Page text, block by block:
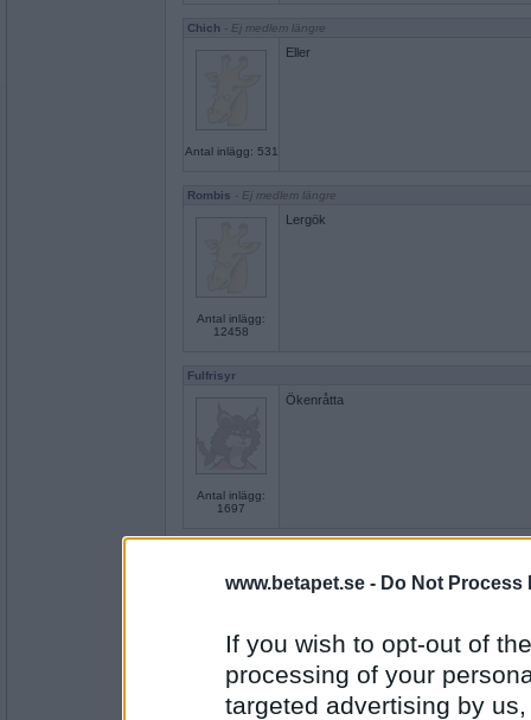
www.betapet.se - Do Not Process
If you wish to opt-out of
processing of your
targeted advertising by
Chich - Ej medlem längre
Antal inlägg: 531
Eller
Rombis - Ej medlem längre
Antal inlägg:
12458
Lergök
Fulfrisyr
Antal inlägg:
1697
Ökenråtta
Antal inlägg:
12458
Tabell